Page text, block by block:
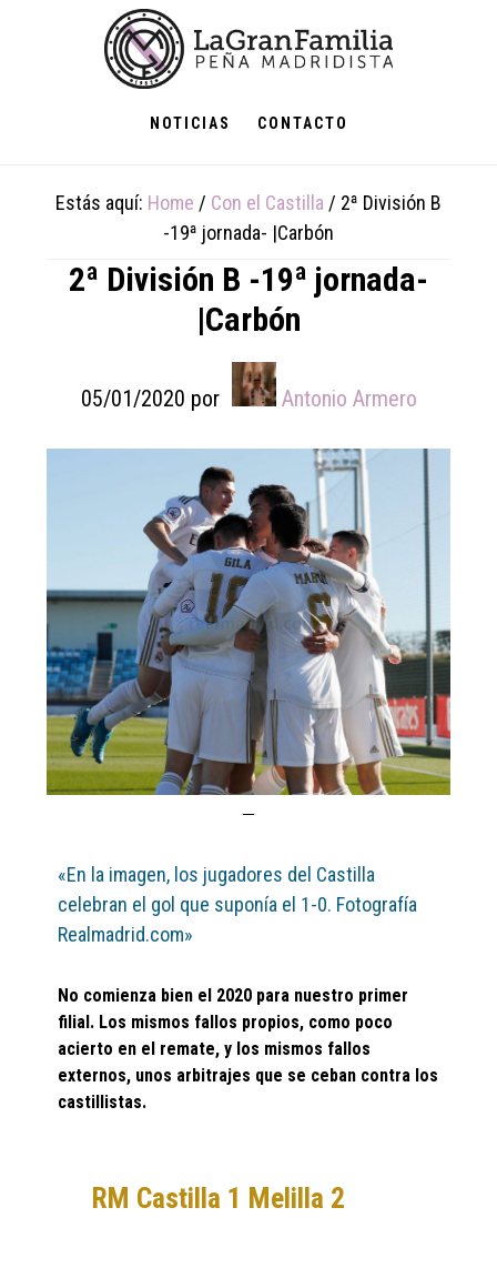
NOTICIAS CONTACTO
Estás aquí: Home / Con el Castilla / 2ª División B
-19ª jornada- |Carbón
2ª División B -19ª jornada-
|Carbón
05/01/2020 por Antonio Armero
«En la imagen, los jugadores del Castilla
celebran el gol que suponía el 1-0. Fotografía
Realmadrid.com»
No comienza bien el 2020 para nuestro primer
filial. Los mismos fallos propios, como poco
acierto en el remate, y los mismos fallos
externos, unos arbitrajes que se ceban contra los
castillistas.
RM Castilla 1 Melilla 2